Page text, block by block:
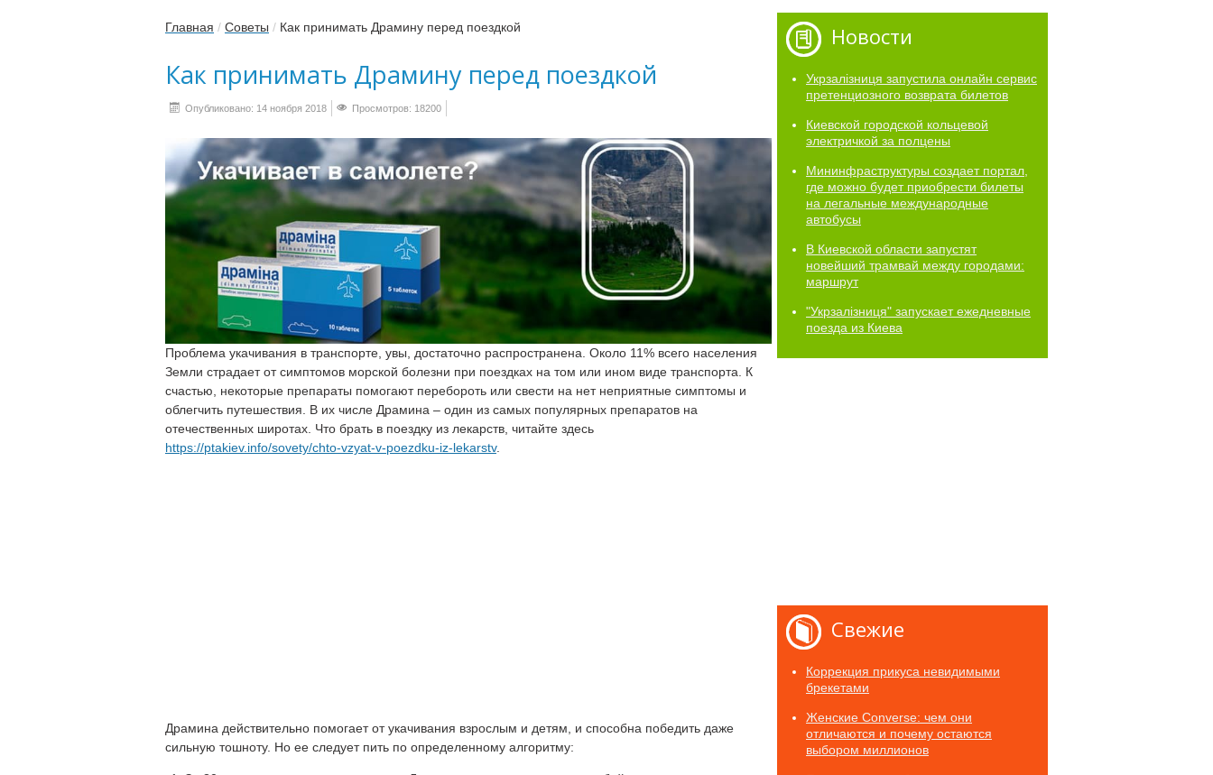
Главная / Советы / Как принимать Драмину перед поездкой
Как принимать Драмину перед поездкой
Опубликовано: 14 ноября 2018 Просмотров: 18200
Проблема укачивания в транспорте, увы, достаточно распространена. Около 11% всего населения
Земли страдает от симптомов морской болезни при поездках на том или ином виде транспорта. К
счастью, некоторые препараты помогают перебороть или свести на нет неприятные симптомы и
облегчить путешествия. В их числе Драмина – один из самых популярных препаратов на
отечественных широтах. Что брать в поездку из лекарств, читайте здесь
https://ptakiev.info/sovety/chto-vzyat-v-poezdku-iz-lekarstv.
Драмина действительно помогает от укачивания взрослым и детям, и способна победить даже
сильную тошноту. Но ее следует пить по определенному алгоритму:
Новости
Укрзалізниця запустила онлайн сервис
претенциозного возврата билетов
Киевской городской кольцевой
электричкой за полцены
Мининфраструктуры создает портал,
где можно будет приобрести билеты
на легальные международные
автобусы
В Киевской области запустят
новейший трамвай между городами:
маршрут
"Укрзалізниця" запускает ежедневные
поезда из Киева
Свежие
Коррекция прикуса невидимыми
брекетами
Женские Converse: чем они
отличаются и почему остаются
выбором миллионов